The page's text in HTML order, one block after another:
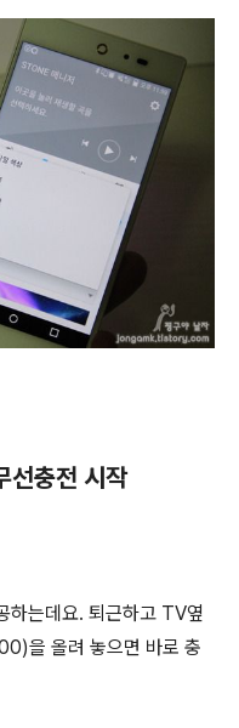
선충전 시작
하는데요. 퇴근하고 TV옆
을 올려 놓으면 바로 충